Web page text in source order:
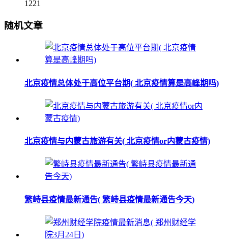
1221
随机文章
北京疫情总体处于高位平台期( 北京疫情算是高峰期吗)
北京疫情与内蒙古旅游有关( 北京疫情or内蒙古疫情)
繁峙县疫情最新通告( 繁峙县疫情最新通告今天)